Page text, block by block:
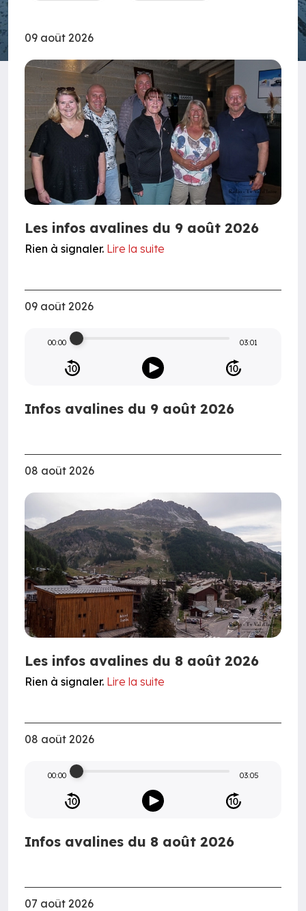
09 août 2026
Les infos avalines du 9 août 2026
Rien à signaler. Lire la suite
09 août 2026
00:00 03:01
Infos avalines du 9 août 2026
08 août 2026
Les infos avalines du 8 août 2026
Rien à signaler. Lire la suite
08 août 2026
00:00 03:05
Infos avalines du 8 août 2026
07 août 2026